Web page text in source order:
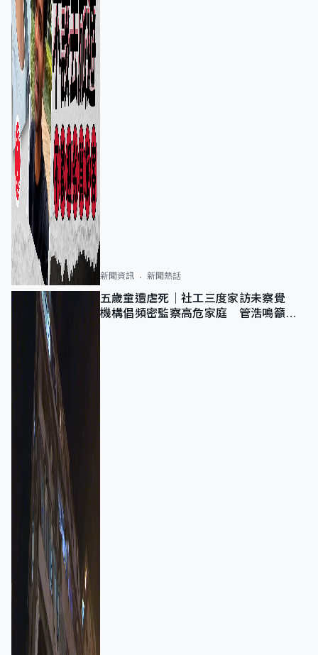
新聞資訊 新聞熱話
五歲童遭虐死｜社工三度家訪未察覺
機構倡頻密監察高危家庭 管浩鳴籲加